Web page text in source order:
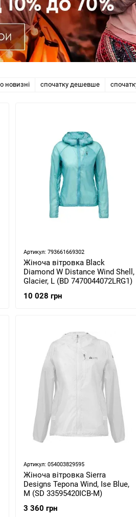
новизні спочатку дешевше
Артикул: 793661669302
Жіноча вітровка Black
Diamond W Distance Wind Shell,
Glacier, L (BD 7470044072LRG1)
10 028 грн
Артикул: 054003829595
Жіноча вітровка Sierra
Designs Tepona Wind, Ise Blue,
M (SD 33595420ICB-M)
3 360 грн